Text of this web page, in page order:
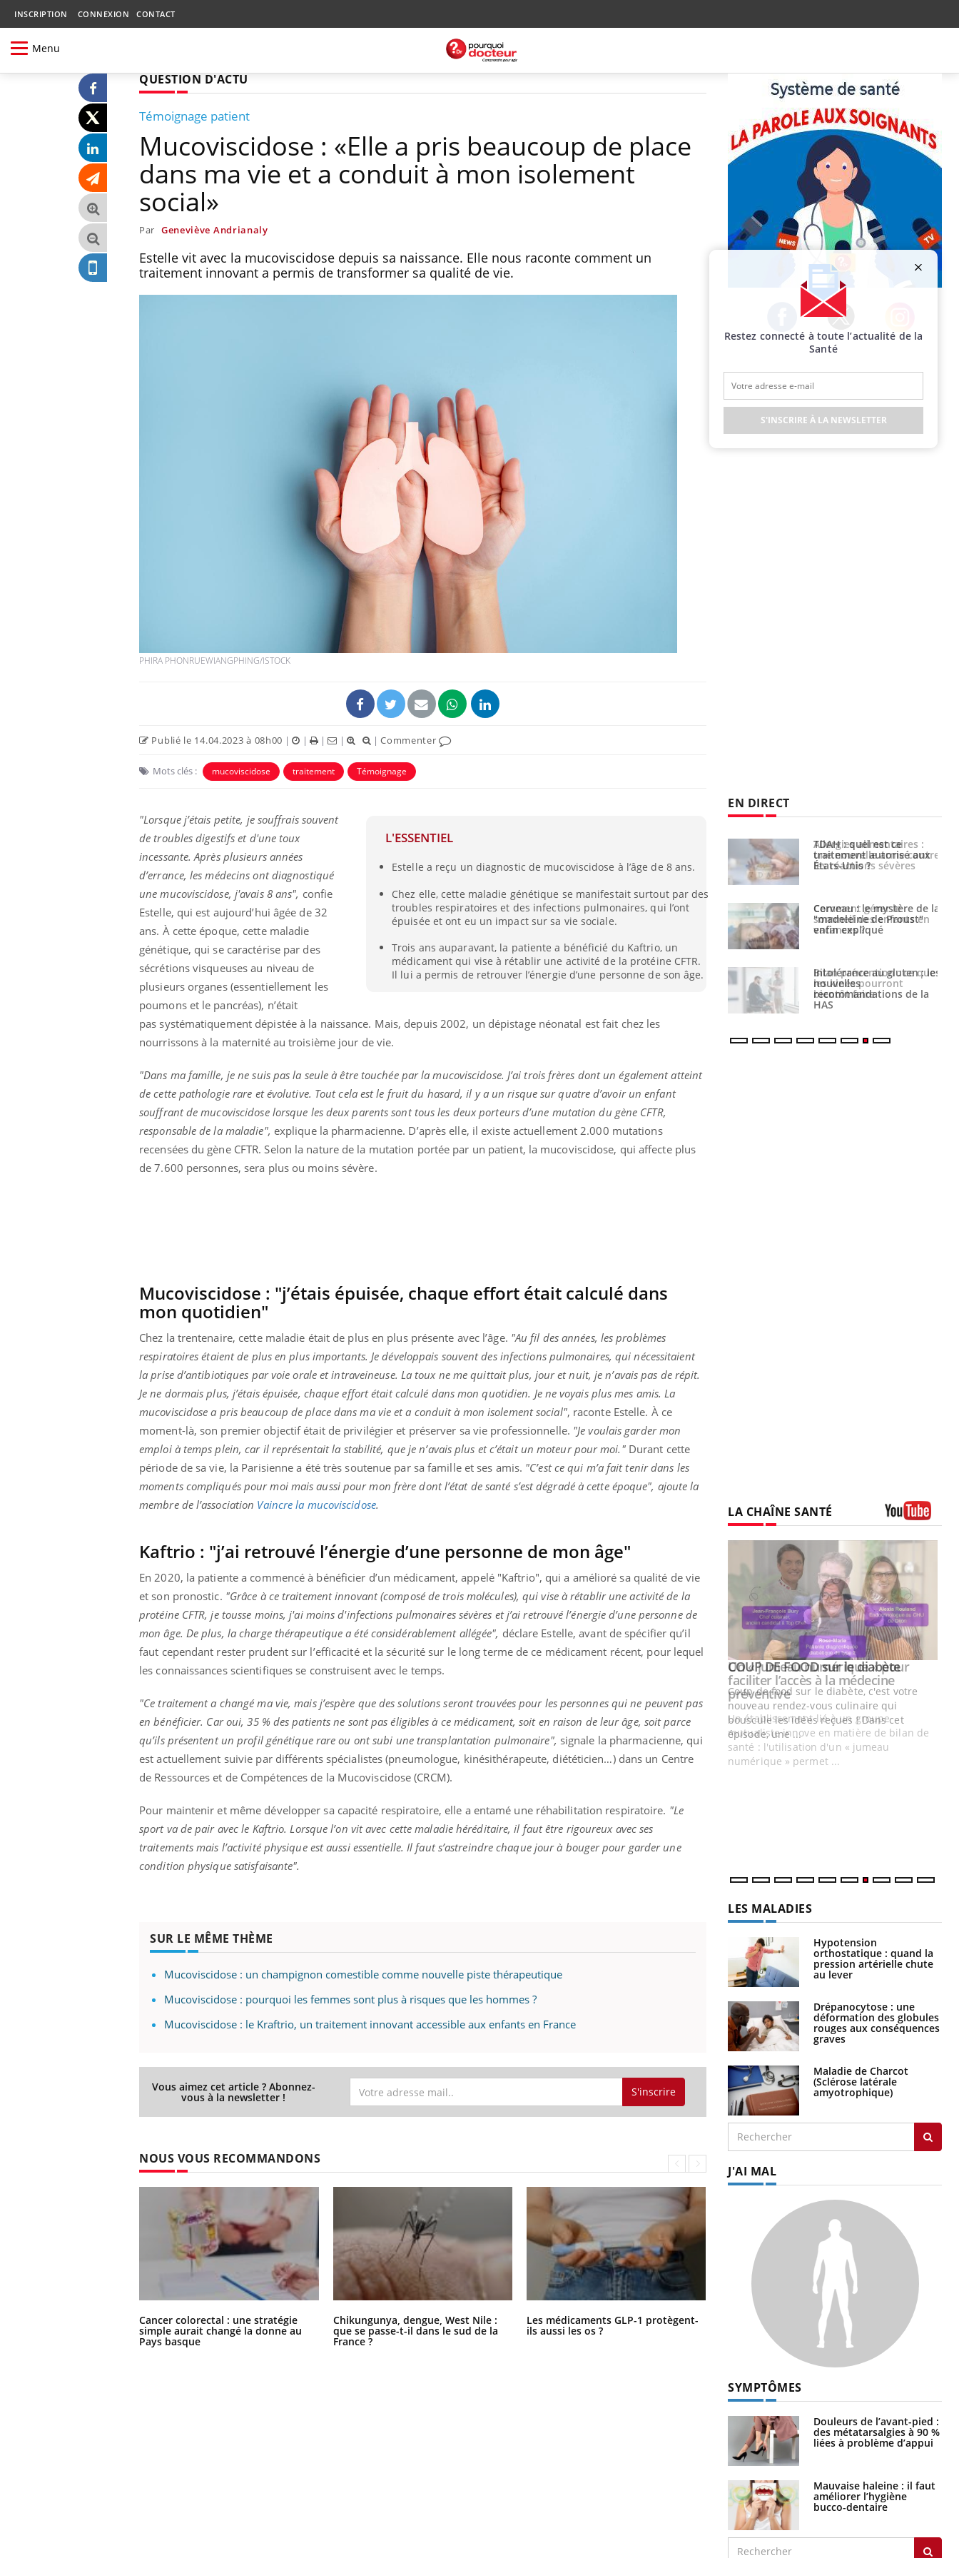
INSCRIPTION CONNEXION CONTACT
Menu
QUESTION D'ACTU
Témoignage patient
Mucoviscidose : «Elle a pris beaucoup de place
dans ma vie et a conduit à mon isolement
social»
Par Geneviève Andrianaly
Estelle vit avec la mucoviscidose depuis sa naissance. Elle nous raconte comment un
traitement innovant a permis de transformer sa qualité de vie.
PHIRA PHONRUEWIANGPHING/ISTOCK
Publié le 14.04.2023 à 08h00 | | | | |Commenter
Mots clés : mucoviscidose traitement Témoignage
L'ESSENTIEL
Estelle a reçu un diagnostic de mucoviscidose à l’âge de 8 ans.
Chez elle, cette maladie génétique se manifestait surtout par des
troubles respiratoires et des infections pulmonaires, qui l’ont
épuisée et ont eu un impact sur sa vie sociale.
Trois ans auparavant, la patiente a bénéficié du Kaftrio, un
médicament qui vise à rétablir une activité de la protéine CFTR.
Il lui a permis de retrouver l’énergie d’une personne de son âge.
"Lorsque j’étais petite, je souffrais souvent
de troubles digestifs et d'une toux
incessante. Après plusieurs années
d’errance, les médecins ont diagnostiqué
une mucoviscidose, j'avais 8 ans", confie
Estelle, qui est aujourd’hui âgée de 32
ans. À cette époque, cette maladie
génétique, qui se caractérise par des
sécrétions visqueuses au niveau de
plusieurs organes (essentiellement les
poumons et le pancréas), n’était
pas systématiquement dépistée à la naissance. Mais, depuis 2002, un dépistage néonatal est fait chez les
nourrissons à la maternité au troisième jour de vie.
"Dans ma famille, je ne suis pas la seule à être touchée par la mucoviscidose. J’ai trois frères dont un également atteint
de cette pathologie rare et évolutive. Tout cela est le fruit du hasard, il y a un risque sur quatre d’avoir un enfant
souffrant de mucoviscidose lorsque les deux parents sont tous les deux porteurs d’une mutation du gène CFTR,
responsable de la maladie", explique la pharmacienne. D’après elle, il existe actuellement 2.000 mutations
recensées du gène CFTR. Selon la nature de la mutation portée par un patient, la mucoviscidose, qui affecte plus
de 7.600 personnes, sera plus ou moins sévère.
Mucoviscidose : "j’étais épuisée, chaque effort était calculé dans
mon quotidien"
Chez la trentenaire, cette maladie était de plus en plus présente avec l’âge. "Au fil des années, les problèmes
respiratoires étaient de plus en plus importants. Je développais souvent des infections pulmonaires, qui nécessitaient
la prise d’antibiotiques par voie orale et intraveineuse. La toux ne me quittait plus, jour et nuit, je n’avais pas de répit.
Je ne dormais plus, j’étais épuisée, chaque effort était calculé dans mon quotidien. Je ne voyais plus mes amis. La
mucoviscidose a pris beaucoup de place dans ma vie et a conduit à mon isolement social", raconte Estelle. À ce
moment-là, son premier objectif était de privilégier et préserver sa vie professionnelle. "Je voulais garder mon
emploi à temps plein, car il représentait la stabilité, que je n’avais plus et c’était un moteur pour moi." Durant cette
période de sa vie, la Parisienne a été très soutenue par sa famille et ses amis. "C’est ce qui m’a fait tenir dans les
moments compliquéspour moi mais aussi pour mon frère dont l’état de santé s’est dégradé à cette époque", ajoute la
membre de l’association Vaincre la mucoviscidose.
Kaftrio : "j’ai retrouvé l’énergie d’une personne de mon âge"
En 2020, la patiente a commencé à bénéficier d’un médicament, appelé "Kaftrio", qui a amélioré sa qualité de vie
et son pronostic. "Grâce à ce traitement innovant (composé de trois molécules), qui vise à rétablir une activité de la
protéine CFTR, je tousse moins, j'ai moins d'infections pulmonaires sévères et j’ai retrouvé l’énergie d’une personne de
mon âge. De plus, la charge thérapeutique a été considérablement allégée", déclare Estelle, avant de spécifier qu’il
faut cependant rester prudent sur l’efficacité et la sécurité sur le long terme de ce médicament récent, pour lequel
les connaissances scientifiques se construisent avec le temps.
"Ce traitement a changé ma vie, mais j’espère que des solutions seront trouvées pour les personnes qui ne peuvent pas
en bénéficier. Car oui, 35 % des patients ne sont pas éligibles à ce médicament, soit en raison de leur âge, soit parce
qu’ils présentent un profil génétique rare ou ont subi une transplantation pulmonaire", signale la pharmacienne, qui
est actuellement suivie par différents spécialistes (pneumologue, kinésithérapeute, diététicien…) dans un Centre
de Ressources et de Compétences de la Mucoviscidose (CRCM).
Pour maintenir et même développer sa capacité respiratoire, elle a entamé une réhabilitation respiratoire. "Le
sport va de pair avec le Kaftrio. Lorsque l’on vit avec cette maladie héréditaire, il faut être rigoureux avec ses
traitements mais l’activité physique est aussi essentielle. Il faut s’astreindre chaque jour à bouger pour garder une
condition physique satisfaisante".
SUR LE MÊME THÈME
Mucoviscidose : un champignon comestible comme nouvelle piste thérapeutique
Mucoviscidose : pourquoi les femmes sont plus à risques que les hommes ?
Mucoviscidose : le Kraftrio, un traitement innovant accessible aux enfants en France
Vous aimez cet article ? Abonnez-
vous à la newsletter ! S'inscrire
NOUS VOUS RECOMMANDONS
Cancer colorectal : une stratégie
simple aurait changé la donne au
Pays basque
Chikungunya, dengue, West Nile :
que se passe-t-il dans le sud de la
France ?
Les médicaments GLP-1 protègent-
ils aussi les os ?
Cytomégalovirus : ce qui change
dans la prise en charge des femmes
enceintes
Facebook Twitter Instagram
EN DIRECT
Pourquoi manger moins
de protéines pourrait
finalement être bénéfique
Grossesse et chaleur : ce
que dit la science
Le smartphone nuit-il à
l'apprentissage de la
lecture ?
Mordue par une tique en
le coma pendant 42 jours
Mordue par un
barracuda, une petite fille
secourue grâce à un
Légionellose en Suisse :
quelle est l’origine de la
les réactions sévères
Comment gérer le
sommeil des enfants en
vacances ?
Bilan prévention : ce que
les kinés pourront
TDAH : quel est ce
traitement autorisé aux
États-Unis ?
Cerveau : le mystère de la
"madeleine de Proust"
enfin expliqué
Intolérance au gluten : les
nouvelles
recommandations de la
HAS
LA CHAÎNE SANTÉ
Eczéma Chronique des Mains : se
préparer pour l’été !Youtube
L'été arrive… et avec lui, un tout nouveau
rythme de vie ! Vacances, plage, piscine,
soleil, activités en plein air… Nos mains
Youtube
Diabète & Ramadan 2026
nombreuses personnes atteintes de
diabète, c'est une période de questions, de
Un établissement lié à un groupe
mutualiste innove en matière de bilan de
santé : l'utilisation d'un « jumeau
numérique » permet ...
Youtube
COUP DE FOOD sur le diabèteYoutube
Coup de food sur le diabète, c'est votre
nouveau rendez-vous culinaire qui
bouscule les idées reçues ! Dans cet
épisode, une ...
LES MALADIES
Hypotension
orthostatique : quand la
pression artérielle chute
au lever
Drépanocytose : une
déformation des globules
rouges aux conséquences
graves
Maladie de Charcot
(Sclérose latérale
amyotrophique)
J'AI MAL
SYMPTÔMES
Douleurs de l’avant-pied :
des métatarsalgies à 90 %
liées à problème d’appui
Mauvaise haleine : il faut
améliorer l’hygiène
bucco-dentaire
Restez connecté à toute l’actualité de la
Santé
S'INSCRIRE À LA NEWSLETTER